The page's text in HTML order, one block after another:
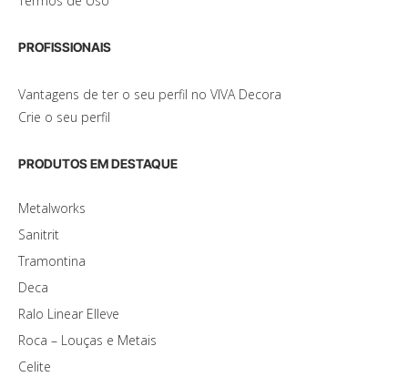
PROFISSIONAIS
Vantagens de ter o seu perfil no VIVA Decora
Crie o seu perfil
PRODUTOS EM DESTAQUE
Metalworks
Sanitrit
Tramontina
Deca
Ralo Linear Elleve
Roca – Louças e Metais
Celite